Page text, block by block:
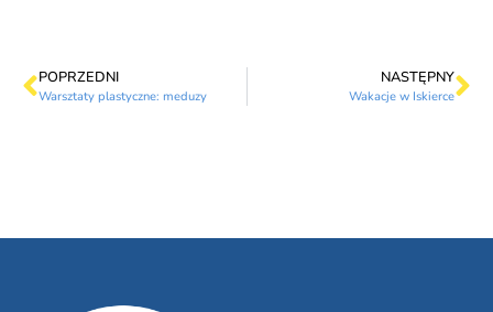
POPRZEDNI
Warsztaty plastyczne: meduzy
NASTĘPNY
Wakacje w Iskierce